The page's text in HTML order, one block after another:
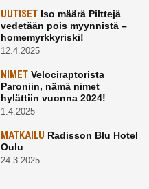
UUTISETIso määrä Pilttejä
vedetään pois myynnistä –
homemyrkkyriski!
12.4.2025
NIMETVelociraptorista
Paroniin, nämä nimet
hylättiin vuonna 2024!
1.4.2025
MATKAILU Radisson Blu Hotel
Oulu
24.3.2025